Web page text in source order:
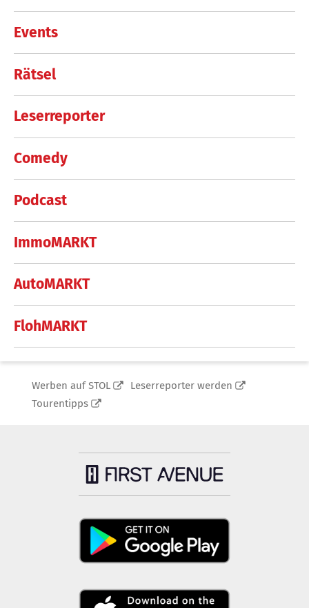
Events
Rätsel
Leserreporter
Comedy
Podcast
ImmoMARKT
AutoMARKT
FlohMARKT
Werben auf STOL
Leserreporter werden
Tourentipps